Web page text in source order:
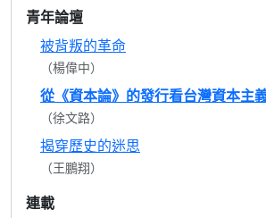
青年論壇
被背叛的革命
（楊偉中）
從《資本論》的發行看台灣資本主
（徐文路）
揭穿歷史的迷思
（王鵬翔）
連載